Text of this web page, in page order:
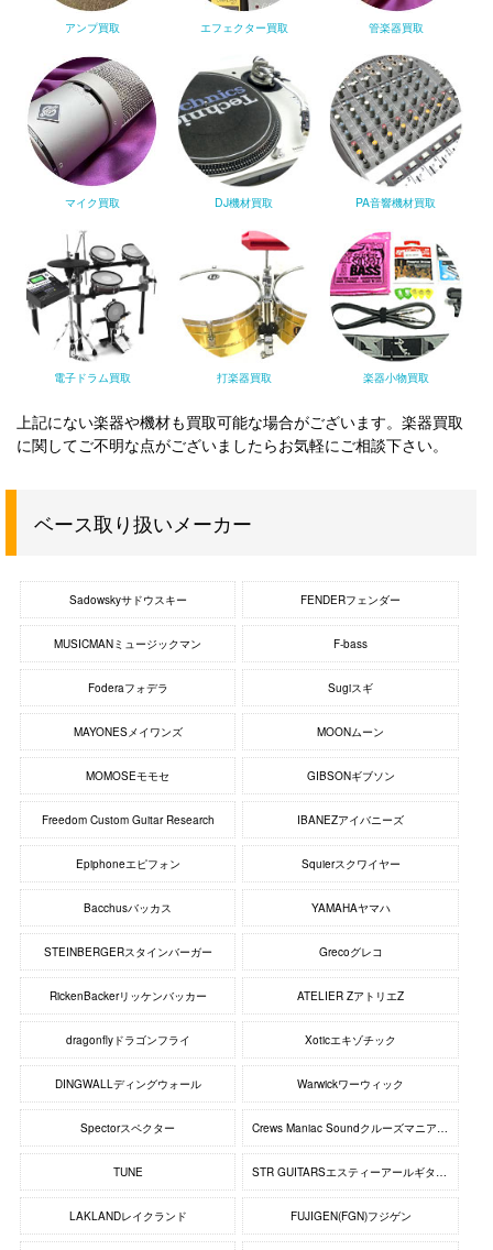
アンプ買取 エフェクター買取 管楽器買取
マイク買取 DJ機材買取 PA音響機材買取
電子ドラム買取 打楽器買取 楽器小物買取
上記にない楽器や機材も買取可能な場合がございます。楽器買取
に関してご不明な点がございましたらお気軽にご相談下さい。
ベース取り扱いメーカー
Sadowskyサドウスキー FENDERフェンダー
MUSICMANミュージックマン F-bass
Foderaフォデラ Sugiスギ
MAYONESメイワンズ MOONムーン
MOMOSEモモセ GIBSONギブソン
Freedom Custom Guitar Research IBANEZアイバニーズ
Epiphoneエピフォン Squierスクワイヤー
Bacchusバッカス YAMAHAヤマハ
STEINBERGERスタインバーガー Grecoグレコ
RickenBackerリッケンバッカー ATELIER ZアトリエZ
dragonflyドラゴンフライ Xoticエキゾチック
DINGWALLディングウォール Warwickワーウィック
Spectorスペクター
TUNE
LAKLANDレイクランド FUJIGEN(FGN)フジゲン